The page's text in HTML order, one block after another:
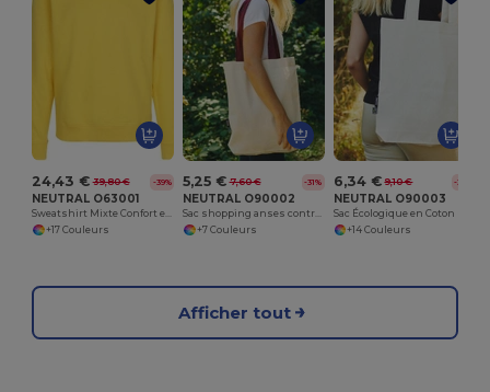
24,43 € 39,80 € -39%
NEUTRAL O63001
Sweatshirt Mixte Confort en Coton Bio
+17 Couleurs
5,25 € 7,60 € -31%
NEUTRAL O90002
Sac shopping anses contrastées
+7 Couleurs
6,34 € 9,10 € -30%
NEUTRAL O90003
+14 Couleurs
Afficher tout